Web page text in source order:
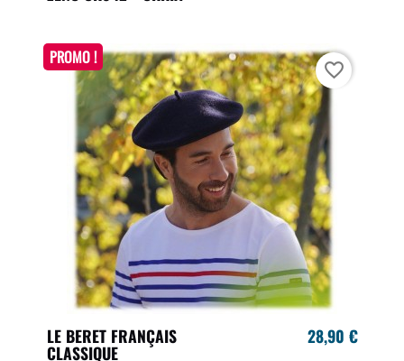
LE BERET FRANÇAIS
CLASSIQUE
28,90 €
PROMO !
favorite_border